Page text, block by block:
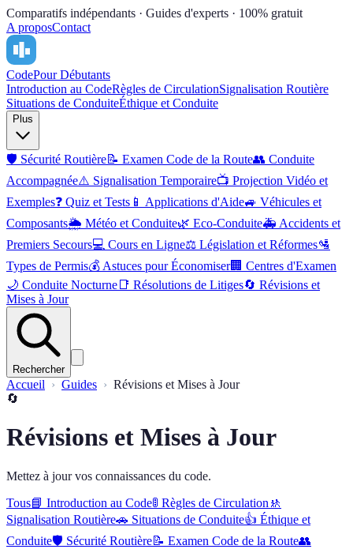
Comparatifs indépendants · Guides d'experts · 100% gratuit
A proposContact
CodePour Débutants
Introduction au CodeRègles de CirculationSignalisation Routière
Situations de ConduiteÉthique et Conduite
Plus
🛡️ Sécurité Routière📝 Examen Code de la Route👥 Conduite
Accompagnée⚠️ Signalisation Temporaire📺 Projection Vidéo et
Exemples❓ Quiz et Tests 📱 Applications d'Aide🚙 Véhicules et
Composants🌦️ Météo et Conduite🌿 Eco-Conduite🚑 Accidents et
Premiers Secours💻 Cours en Ligne⚖️ Législation et Réformes🛂
Types de Permis💰 Astuces pour Économiser🏢 Centres d'Examen
🌙 Conduite Nocturne 📑 Résolutions de Litiges🔄 Révisions et
Mises à Jour
Rechercher
Accueil Guides
Révisions et Mises à Jour
🔄
Révisions et Mises à Jour
Mettez à jour vos connaissances du code.
Tous📘 Introduction au Code🚦 Règles de Circulation 🚸
Signalisation Routière🚗 Situations de Conduite👍 Éthique et
Conduite🛡️ Sécurité Routière📝 Examen Code de la Route👥